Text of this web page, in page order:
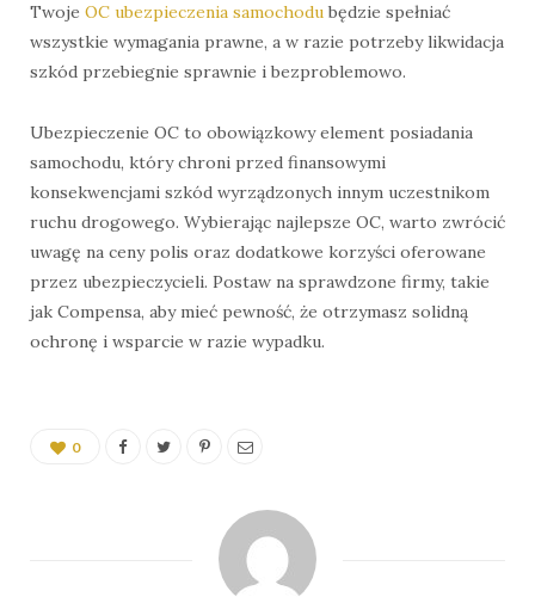
Twoje OC ubezpieczenia samochodu będzie spełniać
wszystkie wymagania prawne, a w razie potrzeby likwidacja
szkód przebiegnie sprawnie i bezproblemowo.
Ubezpieczenie OC to obowiązkowy element posiadania
samochodu, który chroni przed finansowymi
konsekwencjami szkód wyrządzonych innym uczestnikom
ruchu drogowego. Wybierając najlepsze OC, warto zwrócić
uwagę na ceny polis oraz dodatkowe korzyści oferowane
przez ubezpieczycieli. Postaw na sprawdzone firmy, takie
jak Compensa, aby mieć pewność, że otrzymasz solidną
ochronę i wsparcie w razie wypadku.
0